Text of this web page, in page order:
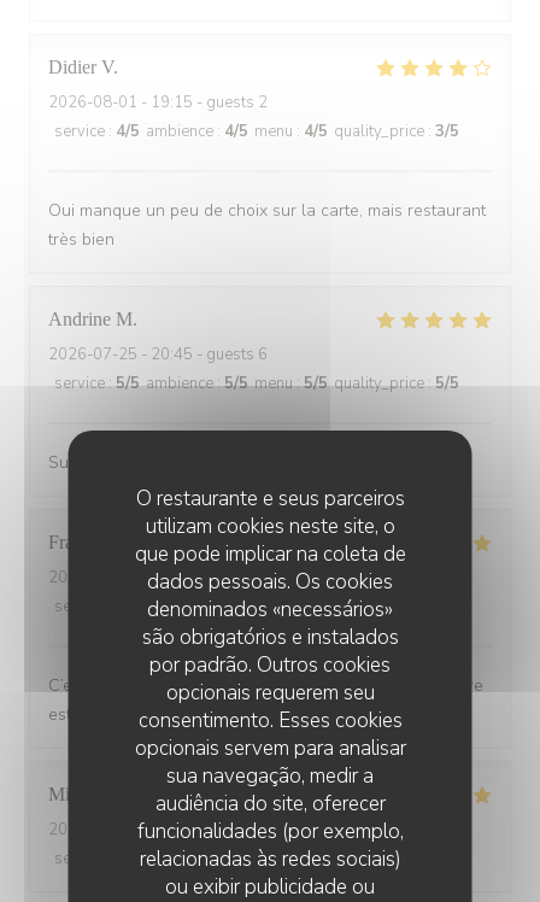
O restaurante e seus parceiros
utilizam cookies neste site, o
que pode implicar na coleta de
dados pessoais. Os cookies
denominados «necessários»
são obrigatórios e instalados
por padrão. Outros cookies
opcionais requerem seu
consentimento. Esses cookies
opcionais servem para analisar
sua navegação, medir a
audiência do site, oferecer
funcionalidades (por exemplo,
relacionadas às redes sociais)
ou exibir publicidade ou
Didier V
2026-08-01 - 19:15 - guests 2
service : 4/5 ambience : 4/5 menu : 4/5 quality_price : 3/5
Oui manque un peu de choix sur la carte, mais restaurant
très bien
Andrine M
2026-07-25 - 20:45 - guests 6
service:5/5 ambience:5/5 menu:5/5 quality_price:5/5
Super accueil, restaurant avec une terrasse sympa
Francoise
2026-07-21
- 19:30 - guests 2
service
ambience:5/5 menu:5/5 quality_price
C’est toujours un plaisir de dîner au Bois ou l’atmosphère
est de plus en plus chaleureuse et festive
Michel
2026-07-20 - 20:15 - guests 2
service
ambience: 5/5 menu: 5/5 quality_price